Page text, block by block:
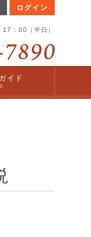
ログイン
：00（平日）
イド